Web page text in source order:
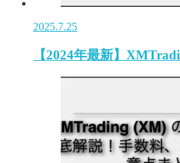
2025.7.25
【2024年最新】